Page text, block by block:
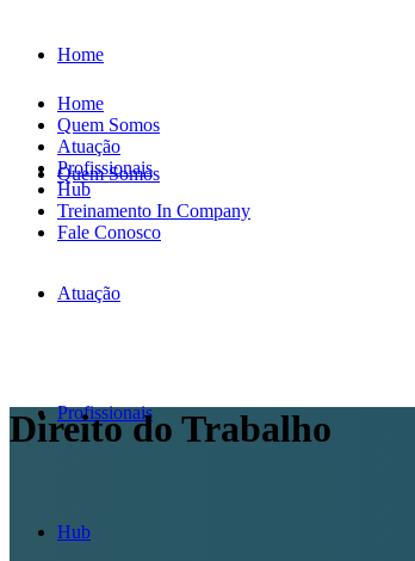
Home
Quem Somos
Atuação
Profissionais
Hub
Home
Quem Somos
Atuação
Profissionais
Hub
Treinamento In Company
Fale Conosco
Direito do Trabalho